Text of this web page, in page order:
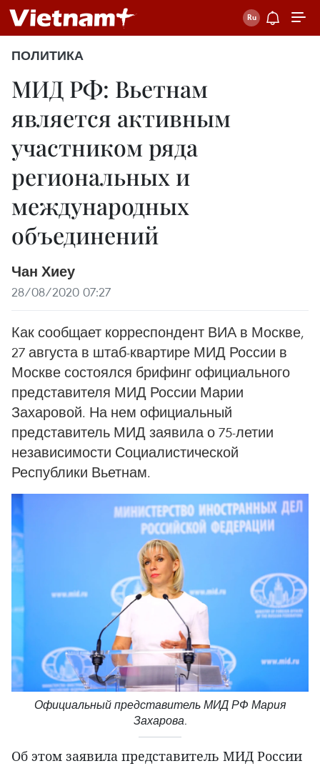
ПОЛИТИКА
МИД РФ: Вьетнам
является активным
участником ряда
региональных и
международных
объединений
Чан Хиеу
28/08/2020 07:27
Как сообщает корреспондент ВИА в Москве,
27 августа в штаб-квартире МИД России в
Москве состоялся брифинг официального
представителя МИД России Марии
Захаровой. На нем официальный
представитель МИД заявила о 75-летии
независимости Социалистической
Республики Вьетнам.
Официальный представитель МИД РФ Мария
Захарова.
Об этом заявила представитель МИД России